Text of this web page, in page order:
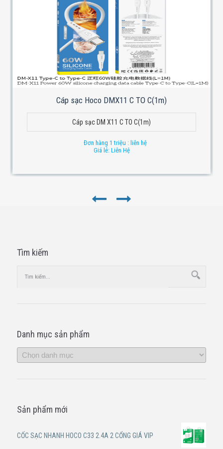
Cáp sạc Hoco DMX11 C TO C(1m)
Cáp sạc DM X11 C TO C(1m)
Đơn hàng 1 triệu : liên hệ
Giá lẻ: Liên Hệ
Tìm kiếm
Danh mục sản phẩm
Sản phẩm mới
CỐC SẠC NHANH HOCO C33 2.4A 2 CỔNG GIÁ VIP